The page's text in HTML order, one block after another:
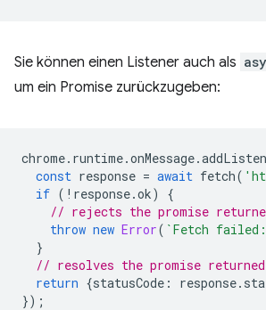
Sie können einen Listener auch als
um ein Promise zurückzugeben:
chrome. runtime.onMessage.
const response = await fetch(
if ( ! response.ok)
{
// rejects the promise
throw new Error( `Fetch failed:
}
// resolves the promise
return {statusCode : response.
});